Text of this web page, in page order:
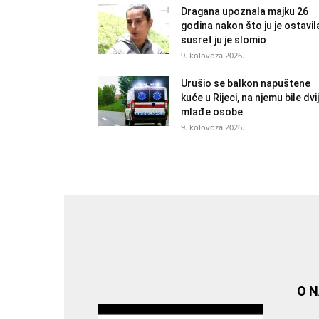
Dragana upoznala majku 26
godina nakon što ju je
susret ju je slomio
9. kolovoza 2026.
Urušio se balkon napuštene
kuće u Rijeci, na njemu bile
mlađe osobe
9. kolovoza 2026.
O